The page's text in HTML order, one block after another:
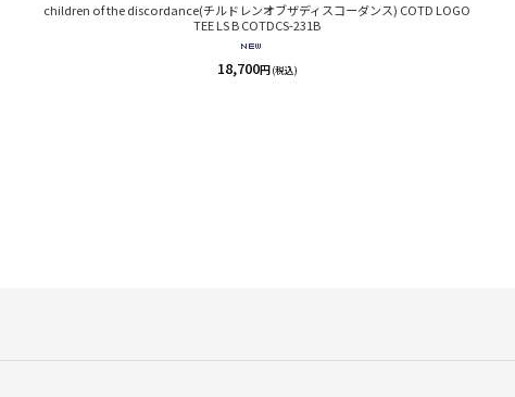
children of the discordance(チルドレンオブザディスコーダンス) COTD LOGO
TEE LS B COTDCS-231B
18,700円(税込)